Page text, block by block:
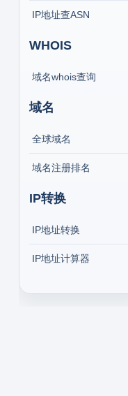
IP地址查ASN
WHOIS
域名whois查询
域名
全球域名
域名注册排名
IP转换
IP地址转换
IP地址计算器